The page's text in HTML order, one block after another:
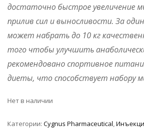
достаточно быстрое увеличение
прилив сил и выносливости. За
может набрать до 10 кг
того чтобы улучшить
рекомендовано спортивное
диеты, что способствует набору
Нет в наличии
Категории: Cygnus Pharmaceutical,